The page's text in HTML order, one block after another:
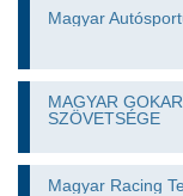
Magyar
MAGYAR
SZÖVETSÉGE
Magyar Racing